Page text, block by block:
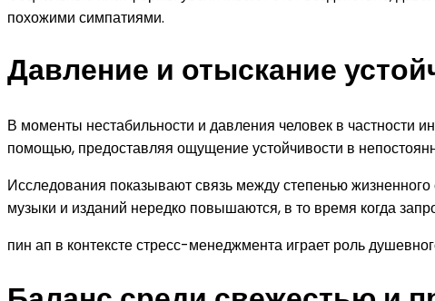
похожими симпатиями.
Давление и отыскание
В моменты нестабильности и давления человек в частности
помощью, предоставляя ощущение устойчивости в
Исследования показывают связь между степенью
музыки и изданий нередко повышаются, в то время когда
пин ап в контексте стресс-менеджмента играет роль